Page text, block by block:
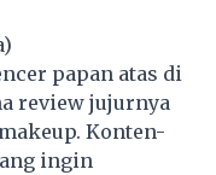
papan atas di
review jujurnya
Konten-
ingin